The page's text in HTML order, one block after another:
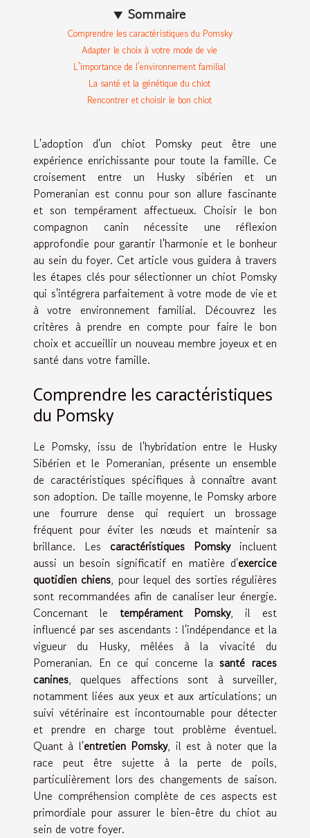
Sommaire
Comprendre les caractéristiques du Pomsky
Adapter le choix à votre mode de vie
L'importance de l'environnement familial
La santé et la génétique du chiot
Rencontrer et choisir le bon chiot
L'adoption d'un chiot Pomsky peut être une
expérience enrichissante pour toute la famille. Ce
croisement entre un Husky sibérien et un
Pomeranian est connu pour son allure fascinante
et son tempérament affectueux. Choisir le bon
compagnon canin nécessite une réflexion
approfondie pour garantir l'harmonie et le bonheur
au sein du foyer. Cet article vous guidera à travers
les étapes clés pour sélectionner un chiot Pomsky
qui s'intégrera parfaitement à votre mode de vie et
à votre environnement familial. Découvrez les
critères à prendre en compte pour faire le bon
choix et accueillir un nouveau membre joyeux et en
santé dans votre famille.
Comprendre les caractéristiques
du Pomsky
Le Pomsky, issu de l'hybridation entre le Husky
Sibérien et le Pomeranian, présente un ensemble
de caractéristiques spécifiques à connaître avant
son adoption. De taille moyenne, le Pomsky arbore
une fourrure dense qui requiert un brossage
fréquent pour éviter les nœuds et maintenir sa
brillance. Les caractéristiques Pomskyincluent
aussi un besoin significatif en matière d'exercice
quotidien chiens, pour lequel des sorties régulières
sont recommandées afin de canaliser leur énergie.
Concernant le tempérament Pomsky, il est
influencé par ses ascendants : l'indépendance et la
vigueur du Husky, mêlées à la vivacité du
Pomeranian. En ce qui concerne lasanté races
canines, quelques affections sont à surveiller,
notamment liées aux yeux et aux articulations; un
suivi vétérinaire est incontournable pour détecter
et prendre en charge tout problème éventuel.
Quant à l'entretien Pomsky, il est à noter que la
race peut être sujette à la perte de poils,
particulièrement lors des changements de saison.
Une compréhension complète de ces aspects est
primordiale pour assurer le bien-être du chiot au
sein de votre foyer.